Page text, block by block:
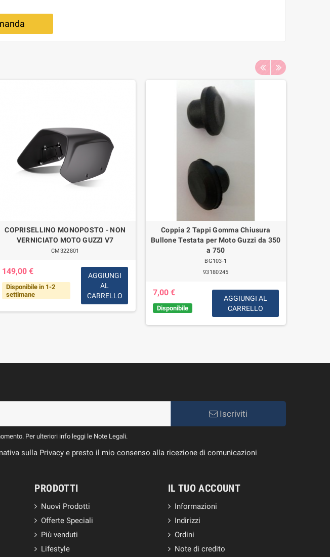
COPRISELLINO MONOPOSTO - NON
VERNICIATO MOTO GUZZI V7
CM322801
149,00 €
Disponibile in 1-2
settimane
AGGIUNGI
AL
CARRELLO
Coppia 2 Tappi Gomma Chiusura
Bullone Testata per Moto Guzzi da 350
a 750
BG103-1
93180245
7,00 €
Disponibile
AGGIUNGI AL
CARRELLO
Iscriviti
Per ulteriori info leggi le Note Legali.
sulla Privacy e presto il mio consenso alla ricezione di comunicazioni
PRODOTTI
Nuovi Prodotti
Offerte Speciali
Più venduti
Lifestyle
IL TUO ACCOUNT
Informazioni
Indirizzi
Ordini
Note di credito